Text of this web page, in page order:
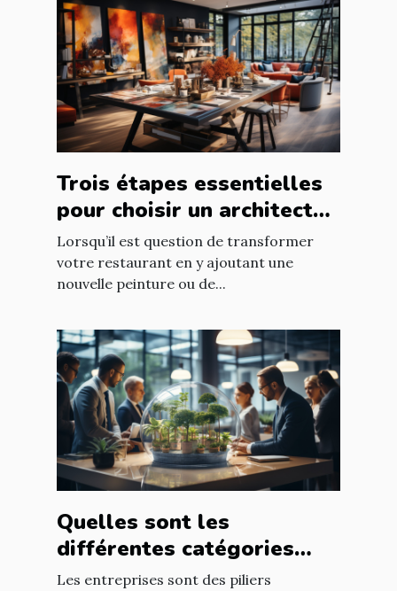
Trois étapes essentielles
pour choisir un architecte
d’intérieur
Lorsqu’il est question de transformer
votre restaurant en y ajoutant une
nouvelle peinture ou de...
Quelles sont les
différentes catégories
d’entreprise ?
Les entreprises sont des piliers